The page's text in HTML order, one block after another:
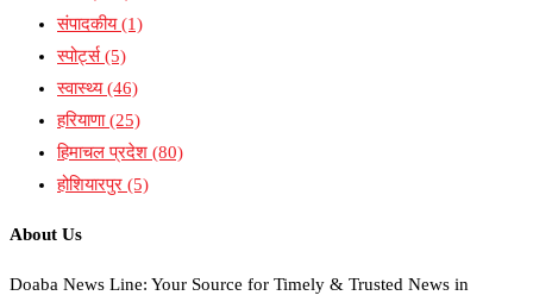
संपादकीय(1)
स्पोर्ट्स(5)
स्वास्थ्य(46)
हरियाणा(25)
हिमाचल प्रदेश (80)
होशियारपुर (5)
About Us
Doaba News Line: Your Source for Timely & Trusted News in